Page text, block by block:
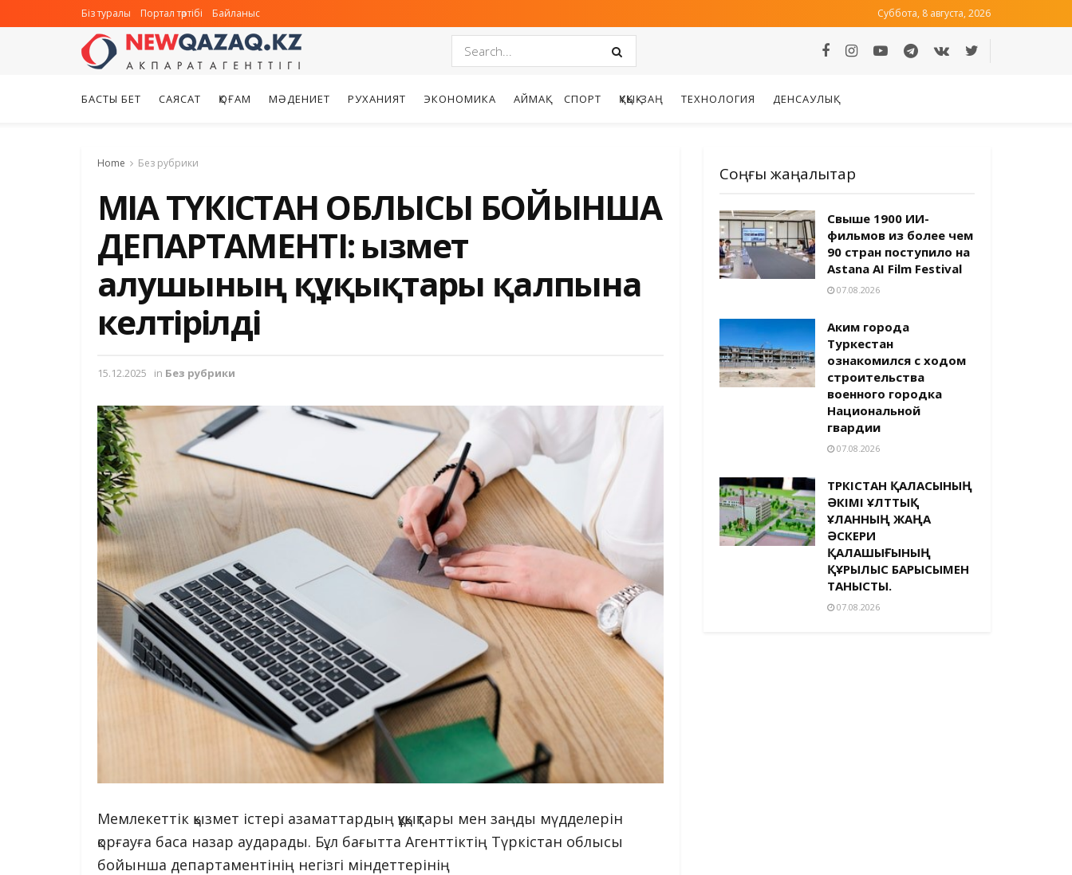
Біз туралы Портал тәртібі Байланыс Суббота, 8 августа, 2026
БАСТЫ БЕТ САЯСАТ ҚОҒАМ МӘДЕНИЕТ РУХАНИЯТ ЭКОНОМИКА АЙМАҚ СПОРТ ҚҰҚЫҚ-ЗАҢ ТЕХНОЛОГИЯ ДЕНСАУЛЫҚ
Home Без рубрики
МҚІА ТҮКІСТАН ОБЛЫСЫ БОЙЫНША
ДЕПАРТАМЕНТІ: Қызмет
алушының құқықтары қалпына
келтірілді
15.12.2025 in Без рубрики
Мемлекеттік қызмет істері азаматтардың құқықтары мен заңды мүдделерін
қорғауға баса назар аударады. Бұл бағытта Агенттіктің Түркістан облысы
бойынша департаментінің негізгі міндеттерінің
Соңғы жаңалықтар
Свыше 1900 ИИ-
фильмов из более чем
90 стран поступило на
Astana AI Film Festival
07.08.2026
Аким города
Туркестан
ознакомился с ходом
строительства
военного городка
Национальной
гвардии
07.08.2026
ТҮРКІСТАН ҚАЛАСЫНЫҢ
ӘКІМІ ҰЛТТЫҚ
ҰЛАННЫҢ ЖАҢА
ӘСКЕРИ
ҚАЛАШЫҒЫНЫҢ
ҚҰРЫЛЫС БАРЫСЫМЕН
ТАНЫСТЫ.
07.08.2026